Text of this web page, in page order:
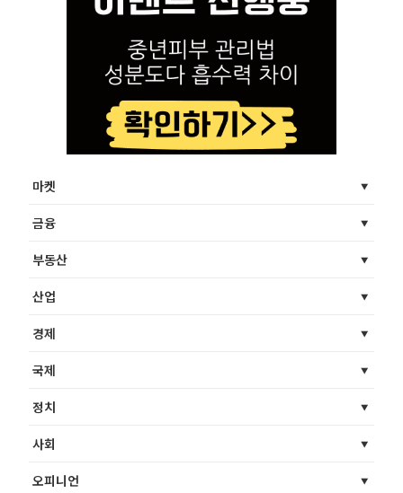
마켓
금융
부동산
산업
경제
국제
정치
사회
오피니언